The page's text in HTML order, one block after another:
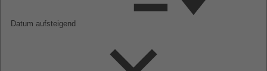
Datum aufsteigend